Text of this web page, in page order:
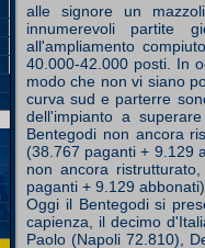
alle signore un
innumerevoli partite
all'ampliamento
40.000-42.000 posti. In
modo che non vi siano
curva sud e parterre
dell'impianto a
Bentegodi non ancora
(38.767 paganti + 9.129
non ancora
paganti + 9.129
Oggi il Bentegodi si
capienza, il decimo
Paolo (Napoli 72.810),